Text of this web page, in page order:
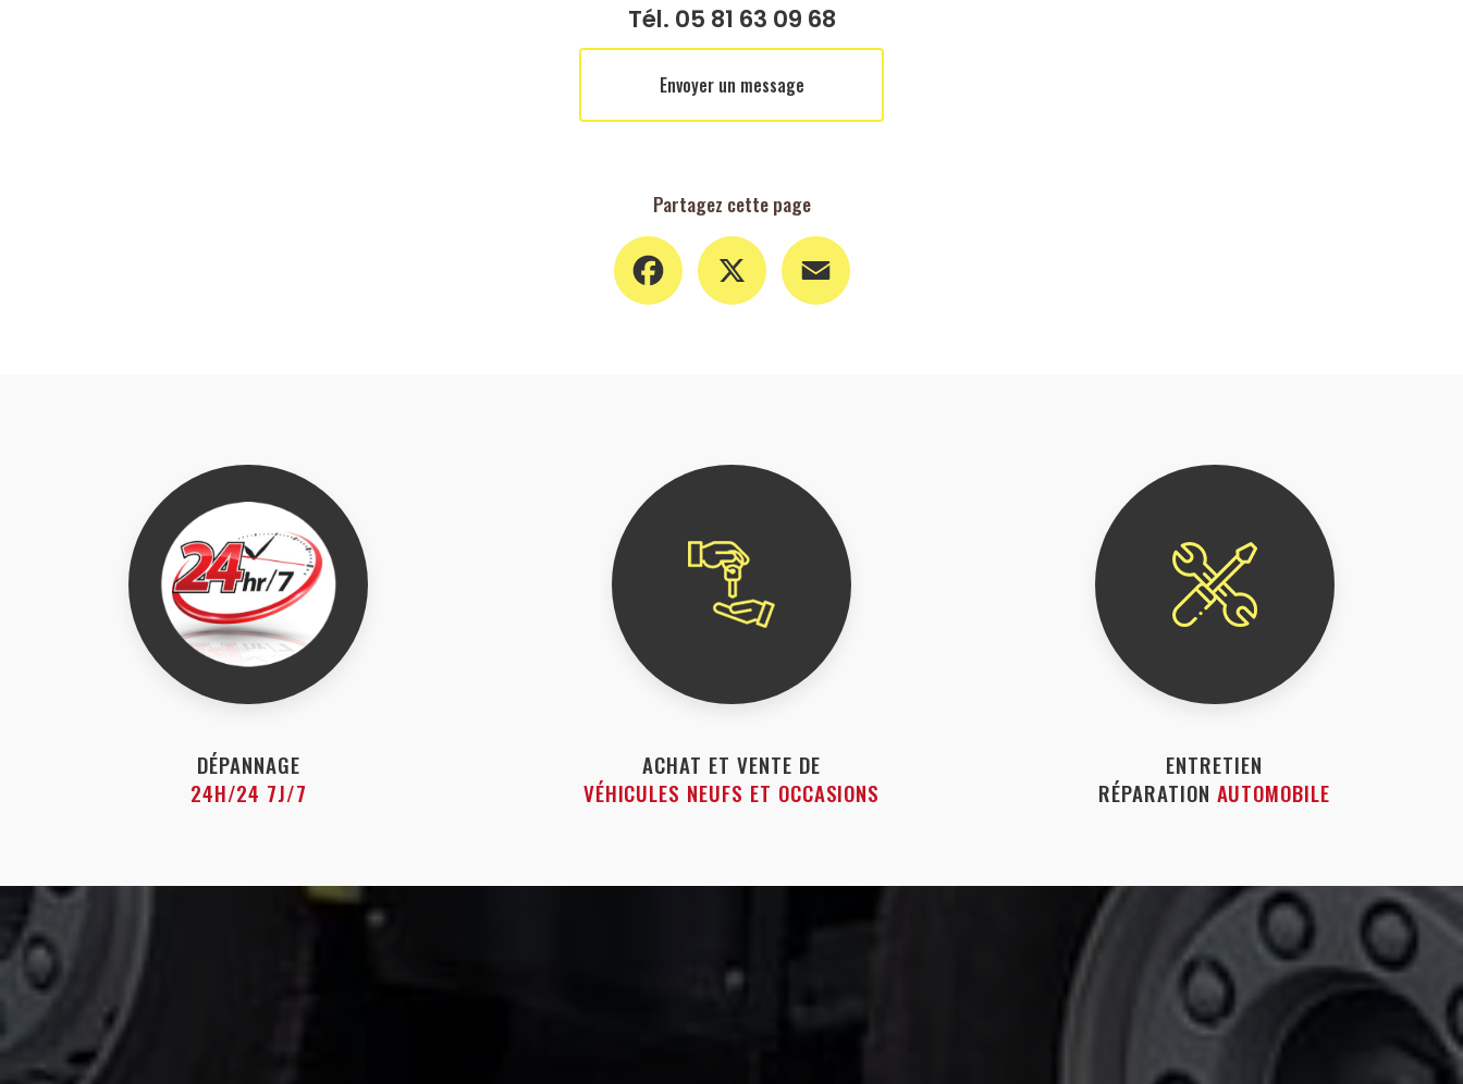
Tél. 05 81 63 09 68
Envoyer un message
Partagez cette page
Facebook
DÉPANNAGE
24H/24 7J/7
ACHAT ET VENTE DE
VÉHICULES NEUFS ET OCCASIONS
ENTRETIEN
RÉPARATION AUTOMOBILE